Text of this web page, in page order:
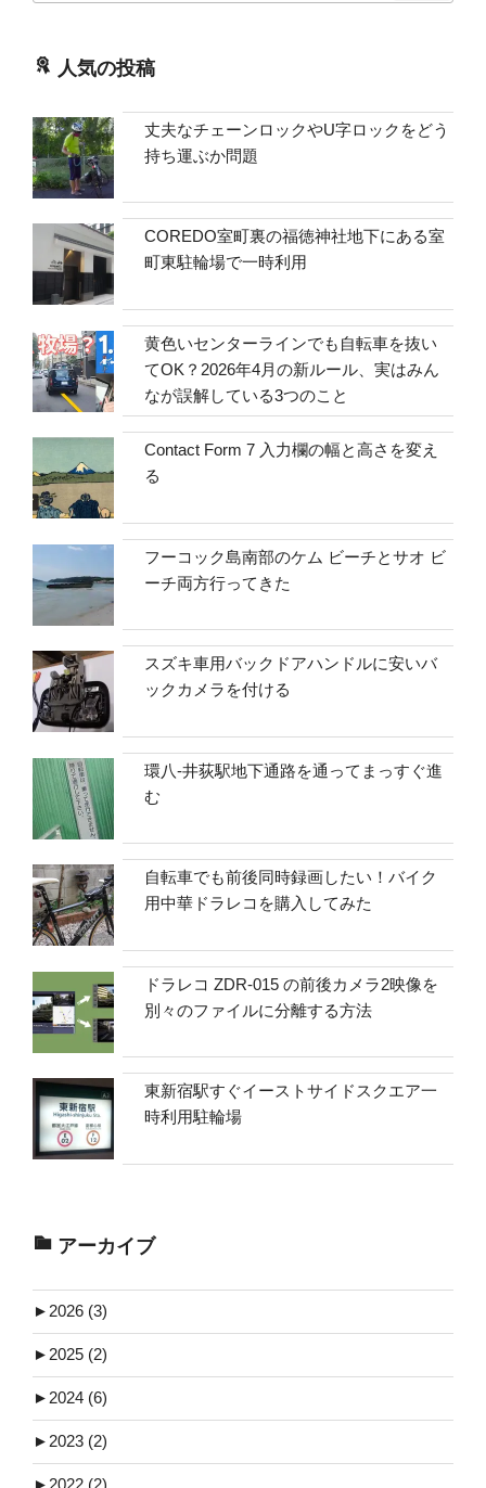
人気の投稿
丈夫なチェーンロックやU字ロックをどう
持ち運ぶか問題
COREDO室町裏の福徳神社地下にある室
町東駐輪場で一時利用
黄色いセンターラインでも自転車を抜い
てOK？2026年4月の新ルール、実はみん
なが誤解している3つのこと
Contact Form 7 入力欄の幅と高さを変え
る
フーコック島南部のケム ビーチとサオ ビ
ーチ両方行ってきた
スズキ車用バックドアハンドルに安いバ
ックカメラを付ける
環八-井荻駅地下通路を通ってまっすぐ進
む
自転車でも前後同時録画したい！バイク
用中華ドラレコを購入してみた
ドラレコ ZDR-015 の前後カメラ2映像を
別々のファイルに分離する方法
東新宿駅すぐイーストサイドスクエア一
時利用駐輪場
アーカイブ
►2026 (3)
►2025 (2)
►2024 (6)
►2023 (2)